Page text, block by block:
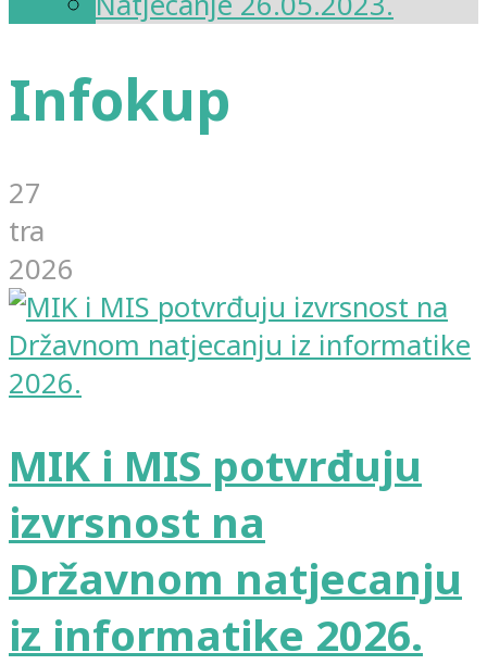
Infokup
27
tra
2026
MIK i MIS potvrđuju
izvrsnost na
Državnom natjecanju
iz informatike 2026.